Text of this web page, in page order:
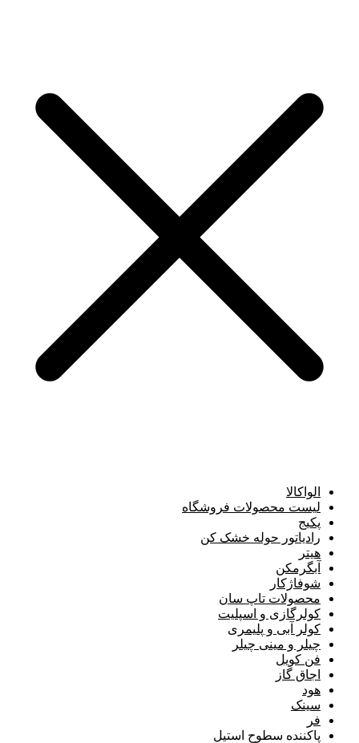
الواکالا
لیست محصولات فروشگاه
پکیج
رادیاتور حوله خشک کن
هیتر
آبگرمکن
شوفاژکار
محصولات تاپ سان
کولرگازی و اسپلیت
کولر آبی و پلیمری
چیلر و مینی چیلر
فن کویل
اجاق گاز
هود
سینک
فر
پاکننده سطوح استیل